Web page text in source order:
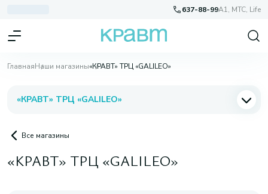
637-88-99A1, МТС, Life
ГлавнаяНаши магазины«КРАВТ» ТРЦ «GALILEO»
«КРАВТ» ТРЦ «GALILEO»
Все магазины
«КРАВТ» ТРЦ «GALILEO»